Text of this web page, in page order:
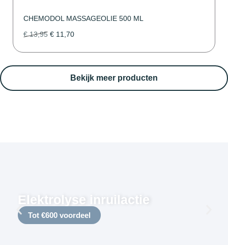
CHEMODOL MASSAGEOLIE 500 ML
€13,95 € 11,70
Bekijk meer producten
Elektrolyse inruilactie
Tot €600 voordeel